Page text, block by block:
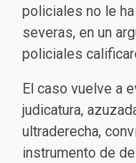
policiales no le
severas, en un
policiales
El caso vuelve a
judicatura,
ultraderecha,
instrumento de